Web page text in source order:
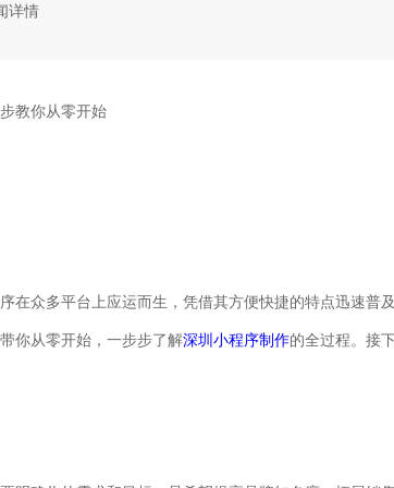
详情
教你从零开始
在众多平台上应运而生，凭借其方便快捷的特点迅速
你从零开始，一步步了解深圳小程序制作的全过程。接